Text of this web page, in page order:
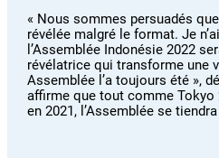
« Nous sommes persuadés
révélée malgré le format. Je
l’Assemblée Indonésie 2022
révélatrice qui transforme une
Assemblée l’a toujours été »,
affirme que tout comme Tokyo
en 2021, l’Assemblée se